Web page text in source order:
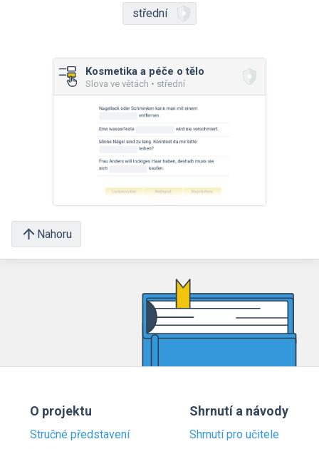
střední
Kosmetika a péče o tělo
Slova ve větách • střední
Nahoru
O projektu
Stručné představení
Shrnutí a návody
Shrnutí pro učitele